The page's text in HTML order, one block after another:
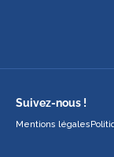
Suivez-nous !
Mentions légales